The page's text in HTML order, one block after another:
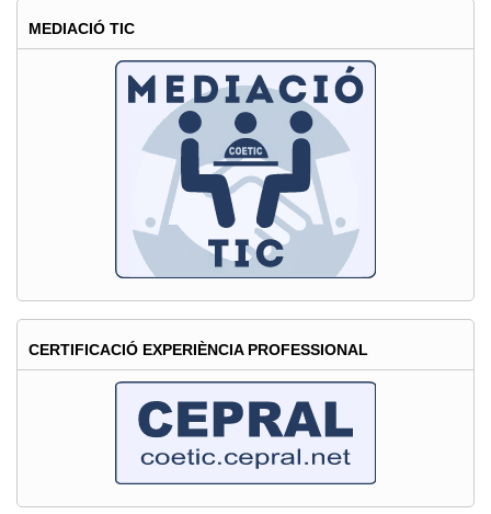
a
l'exposició
Big
Bang
Data.
perdràs?
MEDIACIÓ TIC
CERTIFICACIÓ EXPERIÈNCIA PROFESSIONAL